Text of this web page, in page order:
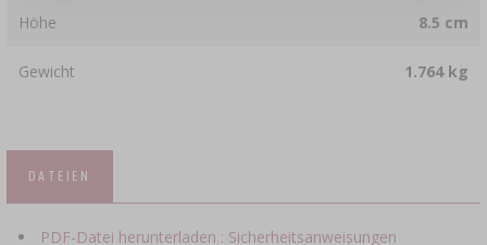
Höhe 8.5 cm
Gewicht 1.764 kg
DATEIEN
PDF-Datei herunterladen : Sicherheitsanweisungen